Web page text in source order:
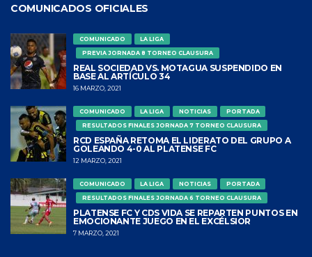
COMUNICADOS OFICIALES
COMUNICADO
LA LIGA
PREVIA JORNADA 8 TORNEO CLAUSURA
REAL SOCIEDAD VS. MOTAGUA SUSPENDIDO EN
BASE AL ARTÍCULO 34
16 MARZO, 2021
COMUNICADO LA LIGA NOTICIAS
PORTADA
RESULTADOS FINALES JORNADA 7 TORNEO CLAUSURA
RCD ESPAÑA RETOMA EL LIDERATO DEL GRUPO A
GOLEANDO 4-0 AL PLATENSE FC
12 MARZO, 2021
COMUNICADO LA LIGA NOTICIAS
PORTADA
RESULTADOS FINALES JORNADA 6 TORNEO CLAUSURA
PLATENSE FC Y CDS VIDA SE REPARTEN PUNTOS EN
EMOCIONANTE JUEGO EN EL EXCÉLSIOR
7 MARZO, 2021